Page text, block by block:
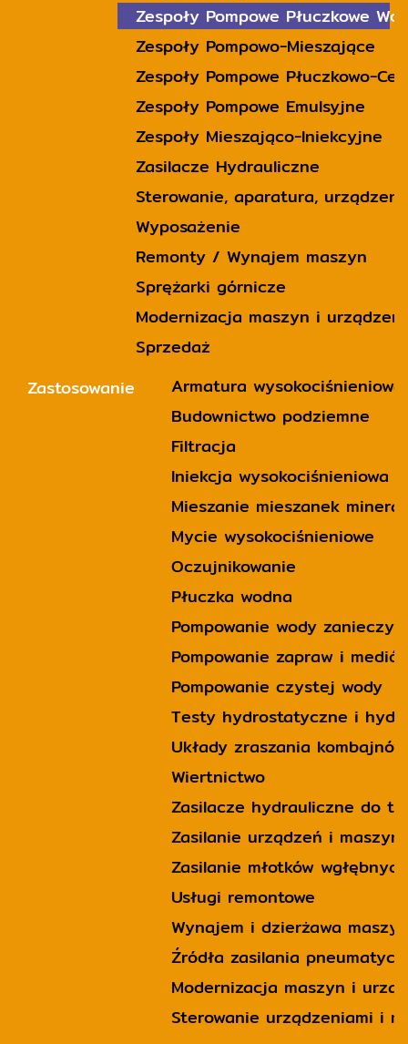
Zespoły Pompowe Płuczkowe
Zespoły Pompowo-Mieszające
Zespoły Pompowe Płuczkowo-
Zespoły Pompowe Emulsyjne
Zespoły Mieszająco-Iniekcyjne
Zasilacze Hydrauliczne
Sterowanie, aparatura,
Wyposażenie
Remonty / Wynajem maszyn
Sprężarki górnicze
Modernizacja maszyn i urządzeń
Sprzedaż
Zastosowanie
Armatura wysokociśnieniowa
Budownictwo podziemne
Filtracja
Iniekcja wysokociśnieniowa
Mieszanie mieszanek
Mycie wysokociśnieniowe
Oczujnikowanie
Płuczka wodna
Pompowanie wody
Pompowanie zapraw i
Pompowanie czystej wody
Testy hydrostatyczne i
Układy zraszania
Wiertnictwo
Zasilacze hydrauliczne do
Zasilanie urządzeń i
Zasilanie młotków wgłębnych
Usługi remontowe
Wynajem i dzierżawa maszyn
Źródła zasilania
Modernizacja maszyn i
Sterowanie urządzeniami i